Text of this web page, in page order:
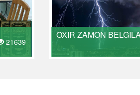
21639
OXIR ZAMON